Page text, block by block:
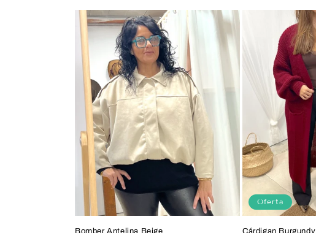
Bomber Antelina Beige
Oferta
Cárdigan Burgundy